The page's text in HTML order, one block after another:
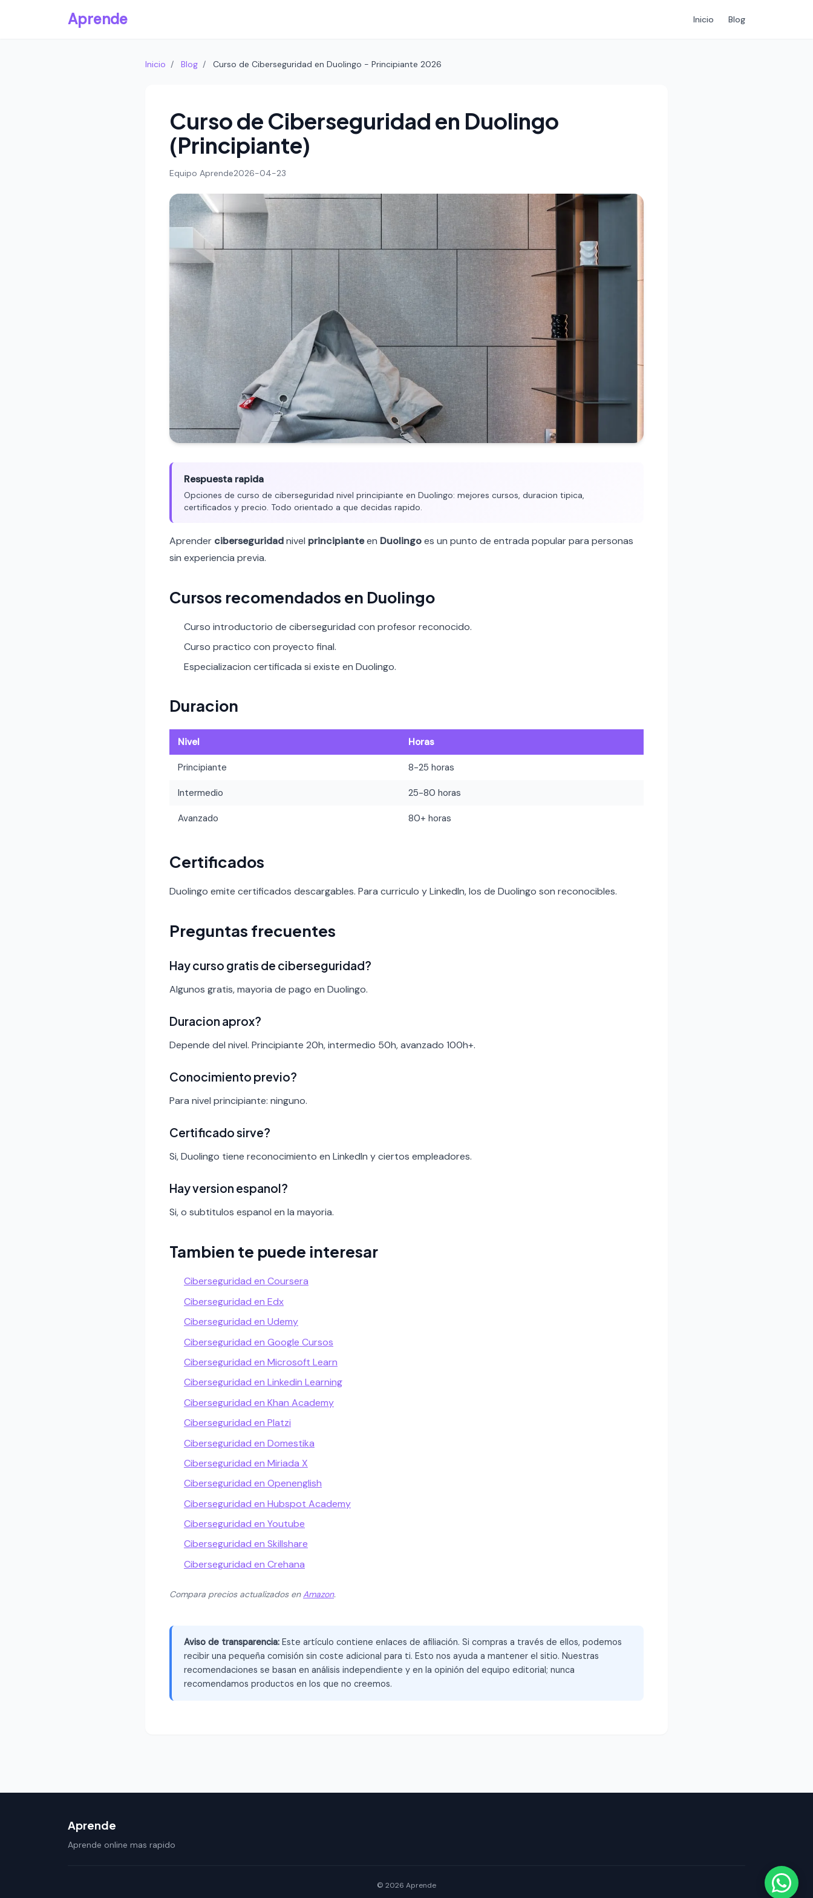
Aprende Inicio Blog
Inicio / Blog / Curso de Ciberseguridad en Duolingo - Principiante 2026
Curso de Ciberseguridad en Duolingo
(Principiante)
Equipo Aprende2026-04-23
Respuesta rapida
Opciones de curso de ciberseguridad nivel principiante en Duolingo: mejores cursos, duracion tipica,
certificados y precio. Todo orientado a que decidas rapido.
Aprender ciberseguridadnivel principianteen Duolingoes un punto de entrada popular para personas
sin experiencia previa.
Cursos recomendados en Duolingo
Curso introductorio de ciberseguridad con profesor reconocido.
Curso practico con proyecto final.
Especializacion certificada si existe en Duolingo.
Duracion
Nivel Horas
Principiante 8-25 horas
Intermedio 25-80 horas
Avanzado 80+ horas
Certificados
Duolingo emite certificados descargables. Para curriculo y LinkedIn, los de Duolingo son reconocibles.
Preguntas frecuentes
Hay curso gratis de ciberseguridad?
Algunos gratis, mayoria de pago en Duolingo.
Duracion aprox?
Depende del nivel. Principiante 20h, intermedio 50h, avanzado 100h+.
Conocimiento previo?
Para nivel principiante: ninguno.
Certificado sirve?
Si, Duolingo tiene reconocimiento en LinkedIn y ciertos empleadores.
Hay version espanol?
Si, o subtitulos espanol en la mayoria.
Tambien te puede interesar
Ciberseguridad en Coursera
Ciberseguridad en Edx
Ciberseguridad en Udemy
Ciberseguridad en Google Cursos
Ciberseguridad en Microsoft Learn
Ciberseguridad en Linkedin Learning
Ciberseguridad en Khan Academy
Ciberseguridad en Platzi
Ciberseguridad en Domestika
Ciberseguridad en Miriada X
Ciberseguridad en Openenglish
Ciberseguridad en Hubspot Academy
Ciberseguridad en Youtube
Ciberseguridad en Skillshare
Ciberseguridad en Crehana
Compara precios actualizados enAmazon.
Aviso de transparencia: Este artículo contiene enlaces de afiliación. Si compras a través de ellos, podemos
recibir una pequeña comisión sin coste adicional para ti. Esto nos ayuda a mantener el sitio. Nuestras
recomendaciones se basan en análisis independiente y en la opinión del equipo editorial; nunca
recomendamos productos en los que no creemos.
Aprende
Aprende online mas rapido
© 2026 Aprende